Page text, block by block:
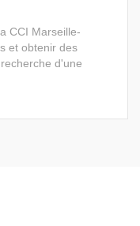
CCI Marseille-
et obtenir des
d'une